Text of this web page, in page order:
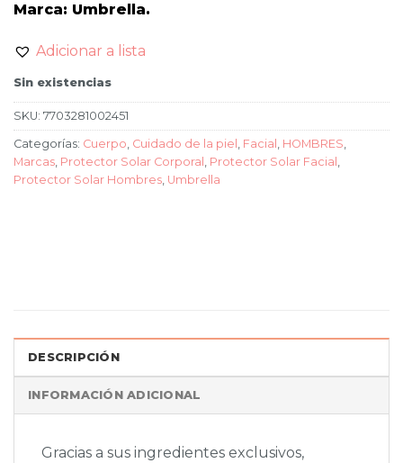
Marca: Umbrella.
Adicionar a lista
Sin existencias
SKU: 7703281002451
Categorías: Cuerpo Cuidado de la piel Facial HOMBRES
Marcas Protector Solar Corporal Protector Solar Facial
Protector Solar Hombres Umbrella
DESCRIPCIÓN
INFORMACIÓN ADICIONAL
Gracias a sus ingredientes exclusivos,